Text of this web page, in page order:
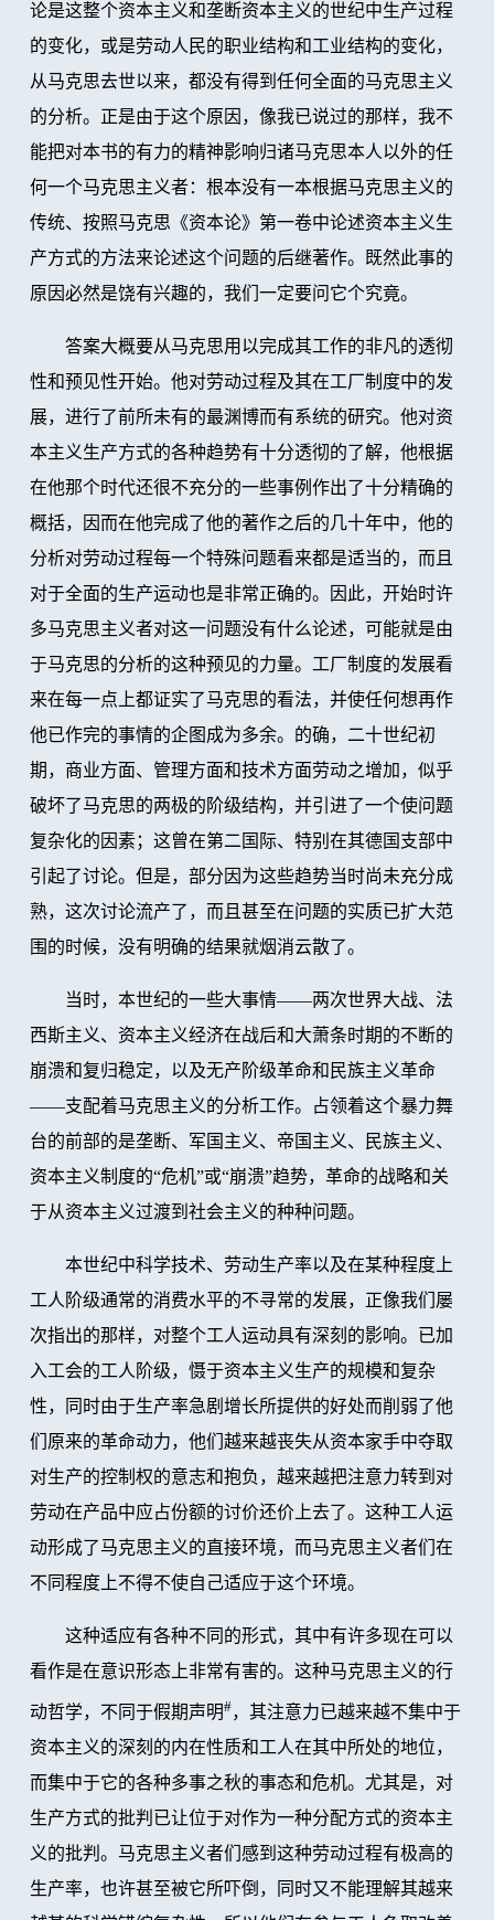
论是这整个资本主义和垄断资本主义的世纪中生产过程
的变化，或是劳动人民的职业结构和工业结构的变化，
从马克思去世以来，都没有得到任何全面的马克思主义
的分析。正是由于这个原因，像我已说过的那样，我不
能把对本书的有力的精神影响归诸马克思本人以外的任
何一个马克思主义者：根本没有一本根据马克思主义的
传统、按照马克思《资本论》第一卷中论述资本主义生
产方式的方法来论述这个问题的后继著作。既然此事的
原因必然是饶有兴趣的，我们一定要问它个究竟。
答案大概要从马克思用以完成其工作的非凡的透彻
性和预见性开始。他对劳动过程及其在工厂制度中的发
展，进行了前所未有的最渊博而有系统的研究。他对资
本主义生产方式的各种趋势有十分透彻的了解，他根据
在他那个时代还很不充分的一些事例作出了十分精确的
概括，因而在他完成了他的著作之后的几十年中，他的
分析对劳动过程每一个特殊问题看来都是适当的，而且
对于全面的生产运动也是非常正确的。因此，开始时许
多马克思主义者对这一问题没有什么论述，可能就是由
于马克思的分析的这种预见的力量。工厂制度的发展看
来在每一点上都证实了马克思的看法，并使任何想再作
他已作完的事情的企图成为多余。的确，二十世纪初
期，商业方面、管理方面和技术方面劳动之增加，似乎
破坏了马克思的两极的阶级结构，并引进了一个使问题
复杂化的因素；这曾在第二国际、特别在其德国支部中
引起了讨论。但是，部分因为这些趋势当时尚未充分成
熟，这次讨论流产了，而且甚至在问题的实质已扩大范
围的时候，没有明确的结果就烟消云散了。
当时，本世纪的一些大事情——两次世界大战、法
西斯主义、资本主义经济在战后和大萧条时期的不断的
崩溃和复归稳定，以及无产阶级革命和民族主义革命
——支配着马克思主义的分析工作。占领着这个暴力舞
台的前部的是垄断、军国主义、帝国主义、民族主义、
资本主义制度的“危机”或“崩溃”趋势，革命的战略和关
于从资本主义过渡到社会主义的种种问题。
本世纪中科学技术、劳动生产率以及在某种程度上
工人阶级通常的消费水平的不寻常的发展，正像我们屡
次指出的那样，对整个工人运动具有深刻的影响。已加
入工会的工人阶级，慑于资本主义生产的规模和复杂
性，同时由于生产率急剧增长所提供的好处而削弱了他
们原来的革命动力，他们越来越丧失从资本家手中夺取
对生产的控制权的意志和抱负，越来越把注意力转到对
劳动在产品中应占份额的讨价还价上去了。这种工人运
动形成了马克思主义的直接环境，而马克思主义者们在
不同程度上不得不使自己适应于这个环境。
这种适应有各种不同的形式，其中有许多现在可以
看作是在意识形态上非常有害的。这种马克思主义的行
动哲学，不同于假期声明#，其注意力已越来越不集中于
资本主义的深刻的内在性质和工人在其中所处的地位，
而集中于它的各种多事之秋的事态和危机。尤其是，对
生产方式的批判已让位于对作为一种分配方式的资本主
义的批判。马克思主义者们感到这种劳动过程有极高的
生产率，也许甚至被它所吓倒，同时又不能理解其越来